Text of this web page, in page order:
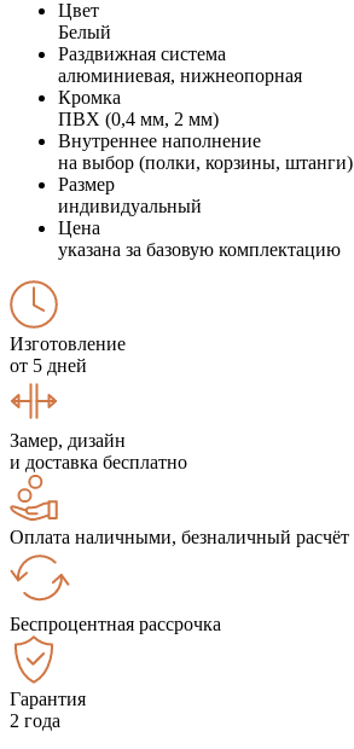
Цвет
Белый
Раздвижная система
алюминиевая, нижнеопорная
Кромка
ПВХ (0,4 мм, 2 мм)
Внутреннее наполнение
на выбор (полки, корзины, штанги)
Размер
индивидуальный
Цена
указана за базовую комплектацию
Изготовление
от 5 дней
Замер, дизайн
и доставка бесплатно
Оплата наличными, безналичный расчёт
Беспроцентная рассрочка
Гарантия
2 года